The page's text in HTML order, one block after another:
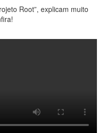
Root”, explicam muito